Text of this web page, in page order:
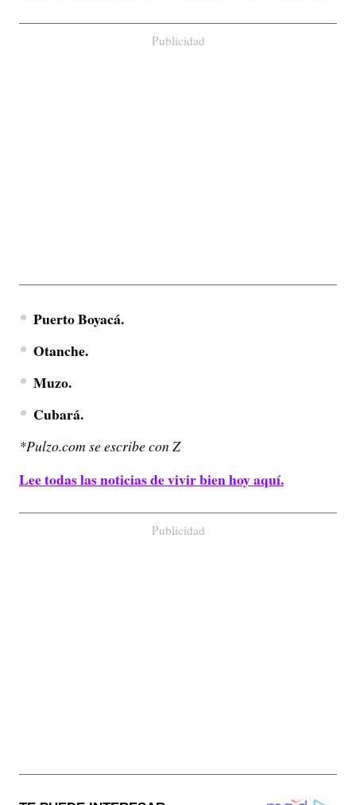
Publicidad
Puerto Boyacá.
Otanche.
Muzo.
Cubará.
*Pulzo.com se escribe con Z
Lee todas las noticias de vivir bien hoy aquí.
Publicidad